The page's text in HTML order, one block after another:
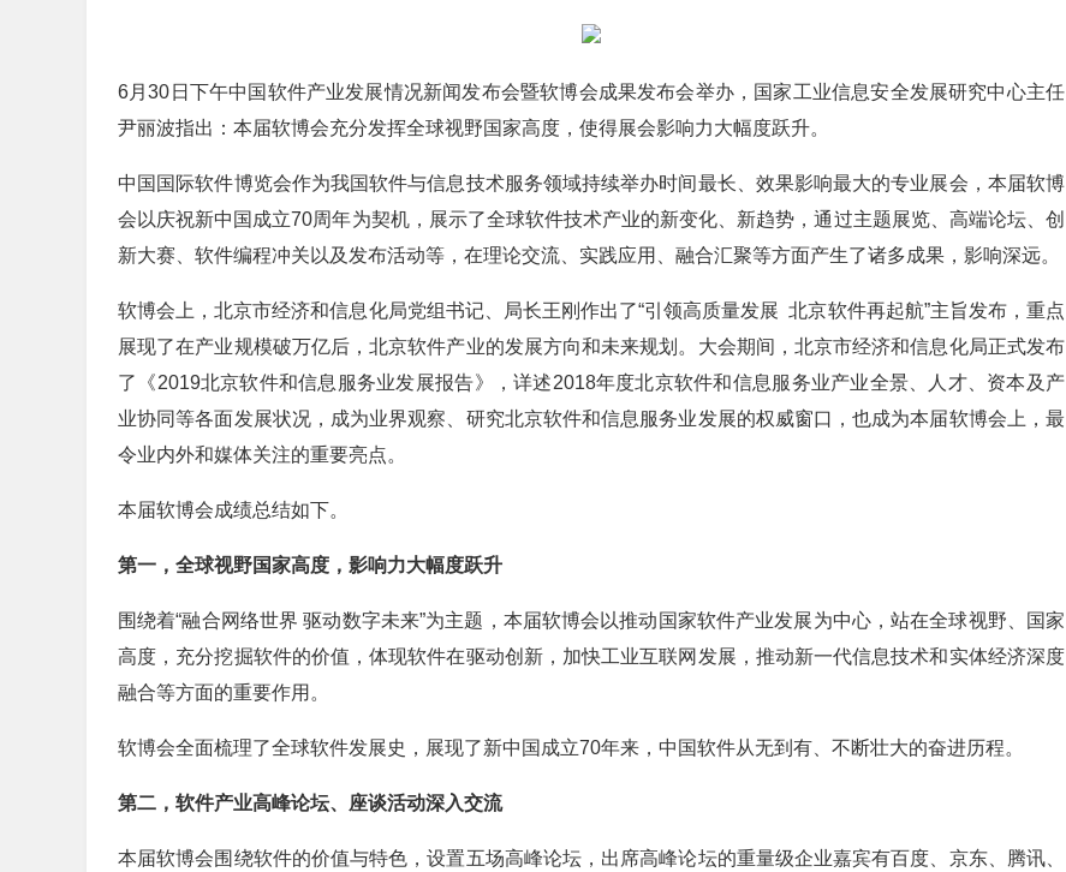
6月30日下午中国软件产业发展情况新闻发布会暨软博会成果发布会举办，国家工业信息安全发展研究中心主任
尹丽波指出：本届软博会充分发挥全球视野国家高度，使得展会影响力大幅度跃升。
中国国际软件博览会作为我国软件与信息技术服务领域持续举办时间最长、效果影响最大的专业展会，本届软博
会以庆祝新中国成立70周年为契机，展示了全球软件技术产业的新变化、新趋势，通过主题展览、高端论坛、创
新大赛、软件编程冲关以及发布活动等，在理论交流、实践应用、融合汇聚等方面产生了诸多成果，影响深远。
软博会上，北京市经济和信息化局党组书记、局长王刚作出了“引领高质量发展 北京软件再起航”主旨发布，重点
展现了在产业规模破万亿后，北京软件产业的发展方向和未来规划。大会期间，北京市经济和信息化局正式发布
了《2019北京软件和信息服务业发展报告》，详述2018年度北京软件和信息服务业产业全景、人才、资本及产
业协同等各面发展状况，成为业界观察、研究北京软件和信息服务业发展的权威窗口，也成为本届软博会上，最
令业内外和媒体关注的重要亮点。
本届软博会成绩总结如下。
第一，全球视野国家高度，影响力大幅度跃升
围绕着“融合网络世界 驱动数字未来”为主题，本届软博会以推动国家软件产业发展为中心，站在全球视野、国家
高度，充分挖掘软件的价值，体现软件在驱动创新，加快工业互联网发展，推动新一代信息技术和实体经济深度
融合等方面的重要作用。
软博会全面梳理了全球软件发展史，展现了新中国成立70年来，中国软件从无到有、不断壮大的奋进历程。
第二，软件产业高峰论坛、座谈活动深入交流
本届软博会围绕软件的价值与特色，设置五场高峰论坛，出席高峰论坛的重量级企业嘉宾有百度、京东、腾讯、